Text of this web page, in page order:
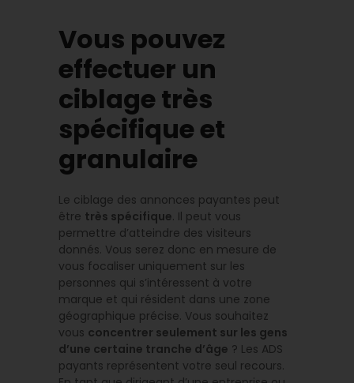
Vous pouvez
effectuer un
ciblage très
spécifique et
granulaire
Le ciblage des annonces payantes peut
être très spécifique. Il peut vous
permettre d’atteindre des visiteurs
donnés. Vous serez donc en mesure de
vous focaliser uniquement sur les
personnes qui s’intéressent à votre
marque et qui résident dans une zone
géographique précise. Vous souhaitez
vous concentrer seulement sur les gens
d’une certaine tranche d’âge ? Les ADS
payants représentent votre seul recours.